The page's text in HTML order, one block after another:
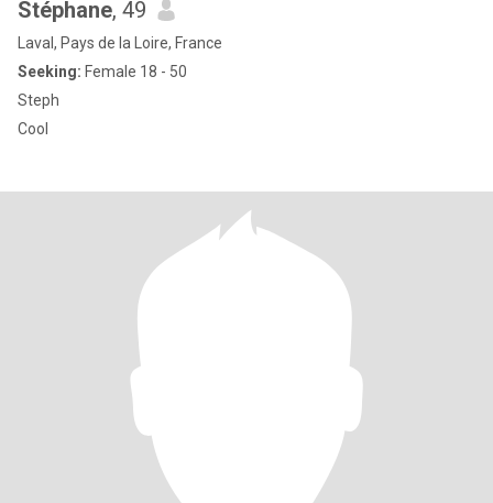
Stéphane, 49
Laval, Pays de la Loire, France
Seeking: Female 18 - 50
Steph
Cool